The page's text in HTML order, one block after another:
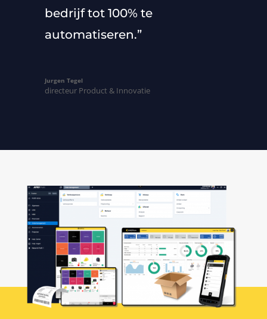
bedrijf tot 100% te
automatiseren.”
Jurgen Tegel
directeur Product & Innovatie